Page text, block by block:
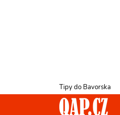
Tipy do Bavorska